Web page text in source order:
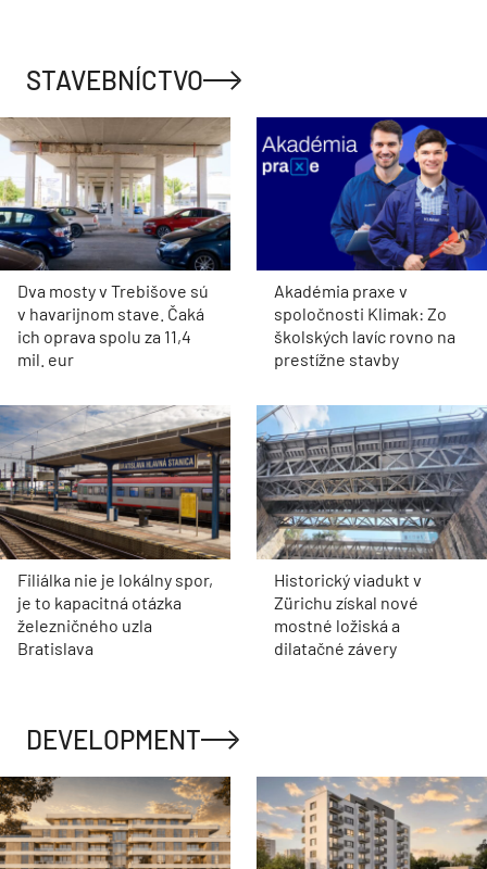
STAVEBNÍCTVO
Dva mosty v Trebišove sú
v havarijnom stave. Čaká
ich oprava spolu za 11,4
mil. eur
Akadémia praxe v
spoločnosti Klimak: Zo
školských lavíc rovno na
prestížne stavby
Filiálka nie je lokálny spor,
je to kapacitná otázka
železničného uzla
Bratislava
Historický viadukt v
Zürichu získal nové
mostné ložiská a
dilatačné závery
DEVELOPMENT